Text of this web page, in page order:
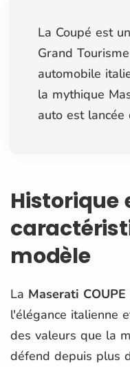
La Coupé est
Grand
automobile
la mythique
auto est lancée
Historique
modèle
La Maserati COUPE
l'élégance italienne
des valeurs que la
défend depuis plus